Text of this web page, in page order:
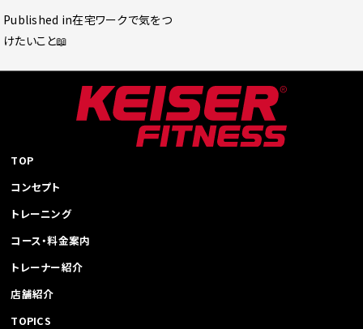
投
稿
ビ
ョ
ン
Published in在宅ワークで気をつ
けたいこと📖
TOP
コンセプト
トレーニング
コース・料金案内
トレーナー紹介
店舗紹介
TOPICS